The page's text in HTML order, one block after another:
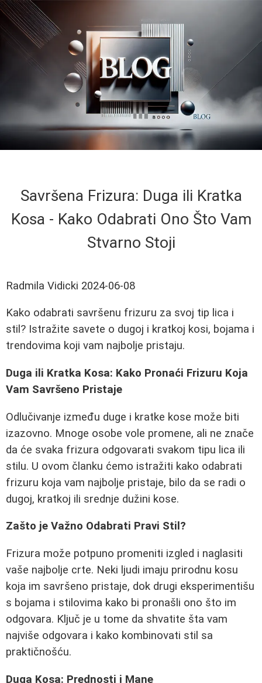
Savršena Frizura: Duga ili Kratka
Kosa - Kako Odabrati Ono Što Vam
Stvarno Stoji
Radmila Vidicki 2024-06-08
Kako odabrati savršenu frizuru za svoj tip lica i
stil? Istražite savete o dugoj i kratkoj kosi, bojama i
trendovima koji vam najbolje pristaju.
Duga ili Kratka Kosa: Kako Pronaći Frizuru Koja
Vam Savršeno Pristaje
Odlučivanje između duge i kratke kose može biti
izazovno. Mnoge osobe vole promene, ali ne znače
da će svaka frizura odgovarati svakom tipu lica ili
stilu. U ovom članku ćemo istražiti kako odabrati
frizuru koja vam najbolje pristaje, bilo da se radi o
dugoj, kratkoj ili srednje dužini kose.
Zašto je Važno Odabrati Pravi Stil?
Frizura može potpuno promeniti izgled i naglasiti
vaše najbolje crte. Neki ljudi imaju prirodnu kosu
koja im savršeno pristaje, dok drugi eksperimentišu
s bojama i stilovima kako bi pronašli ono što im
odgovara. Ključ je u tome da shvatite šta vam
najviše odgovara i kako kombinovati stil sa
praktičnošću.
Duga Kosa: Prednosti i Mane